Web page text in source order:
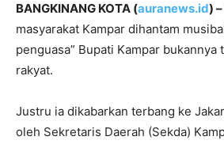
BANGKINANG KOTA (auranews.id) –
masyarakat Kampar dihantam
penguasa” Bupati Kampar
rakyat.
Justru ia dikabarkan terbang ke
oleh Sekretaris Daerah (Sekda)